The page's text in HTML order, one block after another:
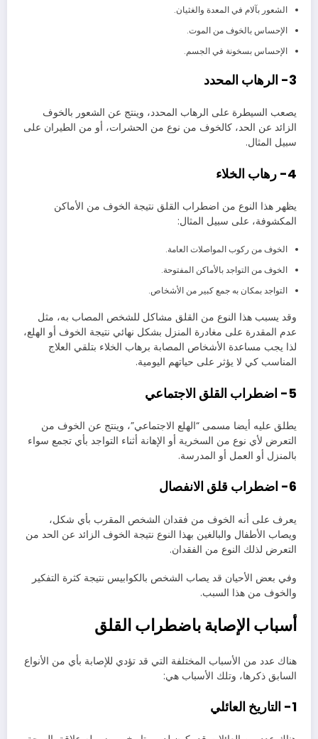
الشعور بآلام في المعدة والغثيان.
الإحساس بالخوف من الموت.
الإحساس بسخونة في الجسم.
3- الرهاب المحدد
يصعب السيطرة على الرهاب المحدد، وينتج عن الشعور بالخوف
الزائد عن الحد، كالخوف من نوع من الحشرات، أو من الطيران على
سبيل المثال.
4- رهاب الخلاء
يظهر هذا النوع من اضطراب القلق نتيجة الخوف من الأماكن
المكشوفة، على سبيل المثال:
الخوف من ركوب المواصلات العامة.
الخوف من التواجد بالأماكن المفتوحة.
التواجد بمكان به جمع كبير من الأشخاص.
وقد يسبب هذا النوع من القلق مشاكل للشخص المصاب به، مثل
عدم المقدرة على مغادرة المنزل بشكل نهائي نتيجة الخوف أو الهلع،
لذا يجب مساعدة الأشخاص المصابة برهاب الخلاء بتلقي العلاج
المناسب كي لا يؤثر على حياتهم اليومية.
5- اضطراب القلق الاجتماعي
يطلق عليه أيضا مسمى “الهلع الاجتماعي”، وينتج عن الخوف من
التعرض لأي نوع من السخرية أو الإهانة أثناء التواجد بأي تجمع سواء
بالمنزل أو العمل أو المدرسة.
6- اضطراب قلق الانفصال
يعرف على أنه الخوف من فقدان الشخص المقرب بأي شكل،
ويصاب الأطفال والبالغين بهذا النوع نتيجة الخوف الزائد عن الحد من
التعرض لذلك النوع من الفقدان.
وفي بعض الأحيان قد يصاب الشخص بالكوابيس نتيجة كثرة التفكير
والخوف من هذا السبب.
أسباب الإصابة باضطراب القلق
هناك عدد من الأسباب المختلفة التي قد تؤدي للإصابة بأي من الأنواع
السابق ذكرها، وتلك الأسباب هي:
1- التاريخ العائلي